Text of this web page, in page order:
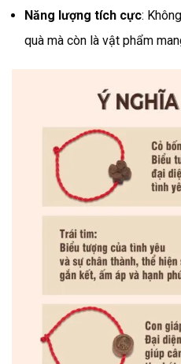
Năng lượng tích cực:
quà mà còn là vật phẩm